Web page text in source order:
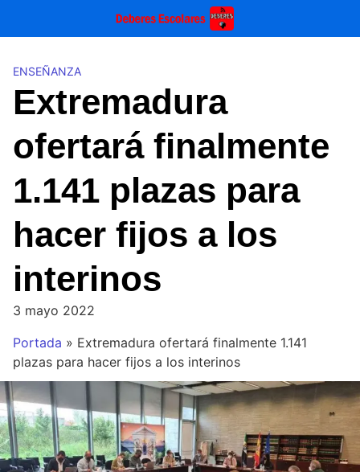
ENSEÑANZA
Extremadura
ofertará finalmente
1.141 plazas para
hacer fijos a los
interinos
3 mayo 2022
Portada » Extremadura ofertará finalmente 1.141
plazas para hacer fijos a los interinos